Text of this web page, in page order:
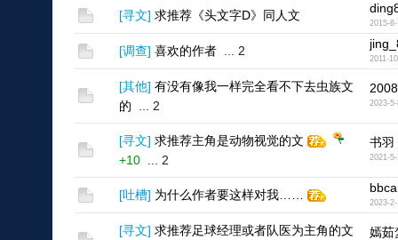
[寻文] 求推荐《头文字D》同人文
2015-
[调查] 喜欢的作者 2
2011-
[其他] 有没有像我一样完全看不下去虫族文
的
2 2023-5-
[寻文] 求推荐主角是动物视觉的文
+10
2
书羽
2021-5-
[吐槽] 为什么作者要这样对我……
2023-
[寻文] 求推荐足球经理或者队医为主角的文
嫣茹